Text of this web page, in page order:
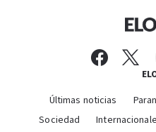
Últimas noticias
Sociedad